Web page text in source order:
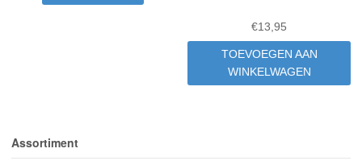
€13,95
TOEVOEGEN AAN
WINKELWAGEN
Assortiment